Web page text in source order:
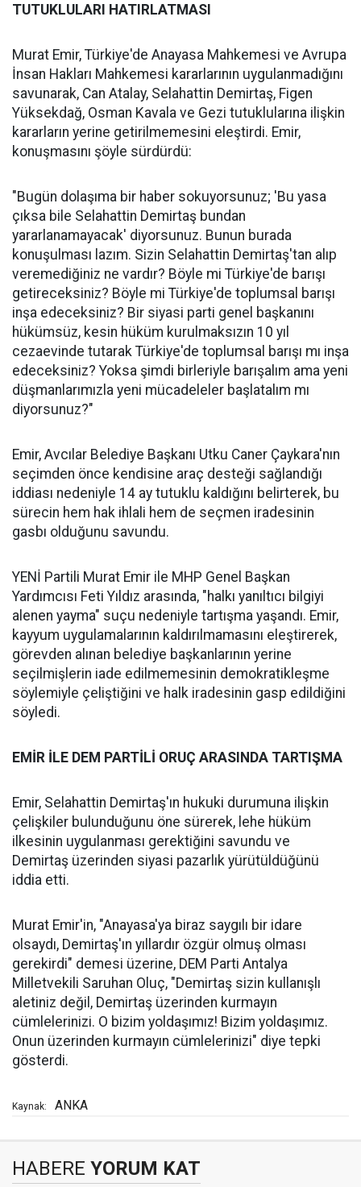
TUTUKLULARI HATIRLATMASI
Murat Emir, Türkiye'de Anayasa Mahkemesi ve Avrupa
İnsan Hakları Mahkemesi kararlarının uygulanmadığını
savunarak, Can Atalay, Selahattin Demirtaş, Figen
Yüksekdağ, Osman Kavala ve Gezi tutuklularına ilişkin
kararların yerine getirilmemesini eleştirdi. Emir,
konuşmasını şöyle sürdürdü:
"Bugün dolaşıma bir haber sokuyorsunuz; 'Bu yasa
çıksa bile Selahattin Demirtaş bundan
yararlanamayacak' diyorsunuz. Bunun burada
konuşulması lazım. Sizin Selahattin Demirtaş'tan alıp
veremediğiniz ne vardır? Böyle mi Türkiye'de barışı
getireceksiniz? Böyle mi Türkiye'de toplumsal barışı
inşa edeceksiniz? Bir siyasi parti genel başkanını
hükümsüz, kesin hüküm kurulmaksızın 10 yıl
cezaevinde tutarak Türkiye'de toplumsal barışı mı inşa
edeceksiniz? Yoksa şimdi birleriyle barışalım ama yeni
düşmanlarımızla yeni mücadeleler başlatalım mı
diyorsunuz?"
Emir, Avcılar Belediye Başkanı Utku Caner Çaykara'nın
seçimden önce kendisine araç desteği sağlandığı
iddiası nedeniyle 14 ay tutuklu kaldığını belirterek, bu
sürecin hem hak ihlali hem de seçmen iradesinin
gasbı olduğunu savundu.
YENİ Partili Murat Emir ile MHP Genel Başkan
Yardımcısı Feti Yıldız arasında, "halkı yanıltıcı bilgiyi
alenen yayma" suçu nedeniyle tartışma yaşandı. Emir,
kayyum uygulamalarının kaldırılmamasını eleştirerek,
görevden alınan belediye başkanlarının yerine
seçilmişlerin iade edilmemesinin demokratikleşme
söylemiyle çeliştiğini ve halk iradesinin gasp edildiğini
söyledi.
EMİR İLE DEM PARTİLİ ORUÇ ARASINDA TARTIŞMA
Emir, Selahattin Demirtaş'ın hukuki durumuna ilişkin
çelişkiler bulunduğunu öne sürerek, lehe hüküm
ilkesinin uygulanması gerektiğini savundu ve
Demirtaş üzerinden siyasi pazarlık yürütüldüğünü
iddia etti.
Murat Emir'in, "Anayasa'ya biraz saygılı bir idare
olsaydı, Demirtaş'ın yıllardır özgür olmuş olması
gerekirdi" demesi üzerine, DEM Parti Antalya
Milletvekili Saruhan Oluç, "Demirtaş sizin kullanışlı
aletiniz değil, Demirtaş üzerinden kurmayın
cümlelerinizi. O bizim yoldaşımız! Bizim yoldaşımız.
Onun üzerinden kurmayın cümlelerinizi" diye tepki
gösterdi.
Kaynak: ANKA
HABERE YORUM KAT